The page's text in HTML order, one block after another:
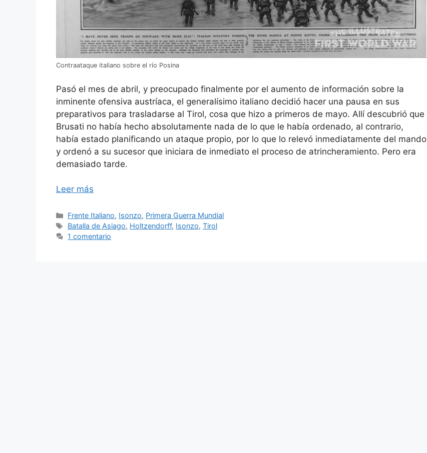
Contraataque italiano sobre el río Posina
Pasó el mes de abril, y preocupado finalmente por el aumento de información sobre la
inminente ofensiva austríaca, el generalísimo italiano decidió hacer una pausa en sus
preparativos para trasladarse al Tirol, cosa que hizo a primeros de mayo. Allí descubrió que
Brusati no había hecho absolutamente nada de lo que le había ordenado, al contrario,
había estado planificando un ataque propio, por lo que lo relevó inmediatamente del mando
y ordenó a su sucesor que iniciara de inmediato el proceso de atrincheramiento. Pero era
demasiado tarde.
Leer más
Categorías
Frente Italiano, Isonzo, Primera Guerra Mundial
Etiquetas
Batalla de Asiago, Holtzendorff, Isonzo,Tirol
1 comentario